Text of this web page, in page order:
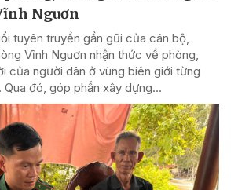
Nguơn
tuyên truyền gần gũi của cán bộ,
Vĩnh Nguơn nhận thức về phòng,
của người dân ở vùng biên giới từng
đó, góp phần xây dựng...